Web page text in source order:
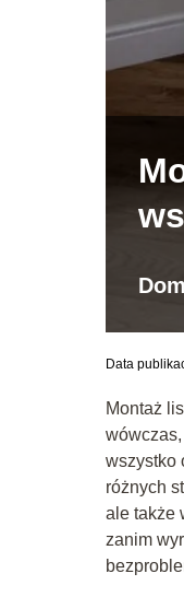
Dom
Data
Montaż
wszystko
różnych
ale także
zanim